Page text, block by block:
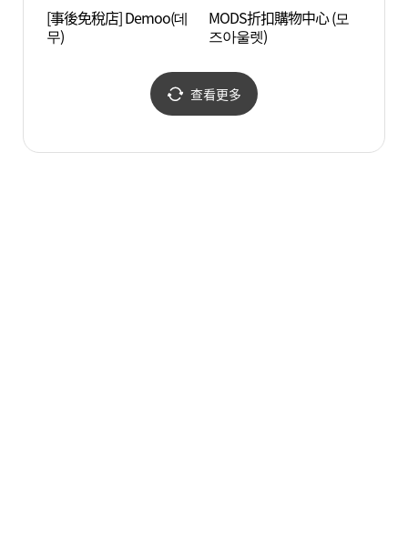
[事後免稅店] Demoo(데
무)
MODS折扣購物中心 (모
즈아울렛)
查看更多